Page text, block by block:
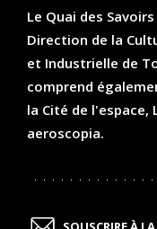
Le Quai des
Direction de la
et Industrielle de
comprend
la Cité de l'espace,
aeroscopia.